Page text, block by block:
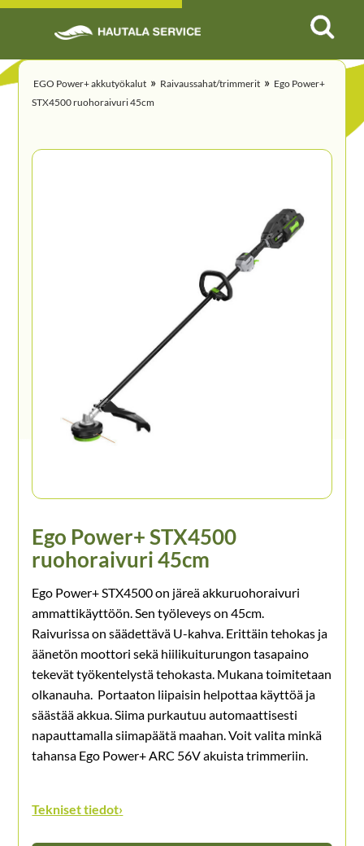
EGO Power+ akkutyökalut » Raivaussahat/trimmerit » Ego Power+
STX4500 ruohoraivuri 45cm
Ego Power+ STX4500
ruohoraivuri 45cm
Ego Power+ STX4500 on järeä akkuruohoraivuri
ammattikäyttöön. Sen työleveys on 45cm.
Raivurissa on säädettävä U-kahva. Erittäin tehokas ja
äänetön moottori sekä hiilikuiturungon tasapaino
tekevät työkentelystä tehokasta. Mukana toimitetaan
olkanauha. Portaaton liipaisin helpottaa käyttöä ja
säästää akkua. Siima purkautuu automaattisesti
napauttamalla siimapäätä maahan. Voit valita minkä
tahansa Ego Power+ ARC 56V akuista trimmeriin.
Tekniset tiedot›